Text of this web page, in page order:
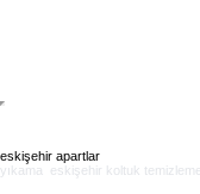
eskişehir apartlar
yıkama
eskişehir koltuk temizleme